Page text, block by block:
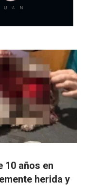
10 años en
herida y